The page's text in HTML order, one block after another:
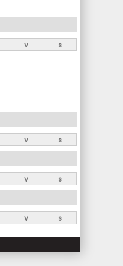
v s
v s
v s
v s